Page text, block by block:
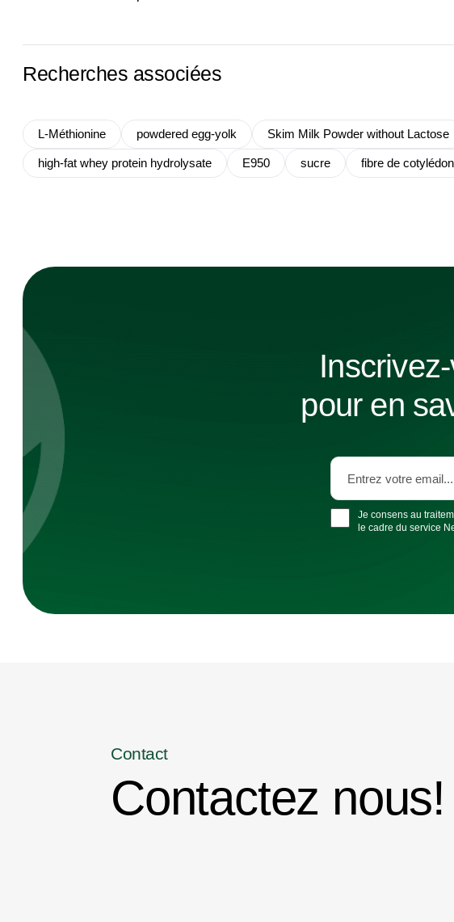
Recherches associées
L-Méthionine powdered egg-yolk Skim Milk Powder without Lactose
high-fat whey protein hydrolysate E950 sucre fibre de
pour en
Je consens au
le cadre du service
Contact
Contactez nous!